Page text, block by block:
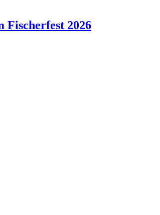
Fischerfest 2026